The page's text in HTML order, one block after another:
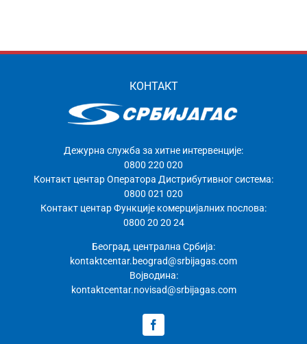
КОНТАКТ
Дежурна служба за хитне интервенције:
0800 220 020
Контакт центар Оператора Дистрибутивног система:
0800 021 020
Контакт центар Функције комерцијалних послова:
0800 20 20 24
Београд, централна Србија:
kontaktcentar.beograd@srbijagas.com
Војводина:
kontaktcentar.novisad@srbijagas.com